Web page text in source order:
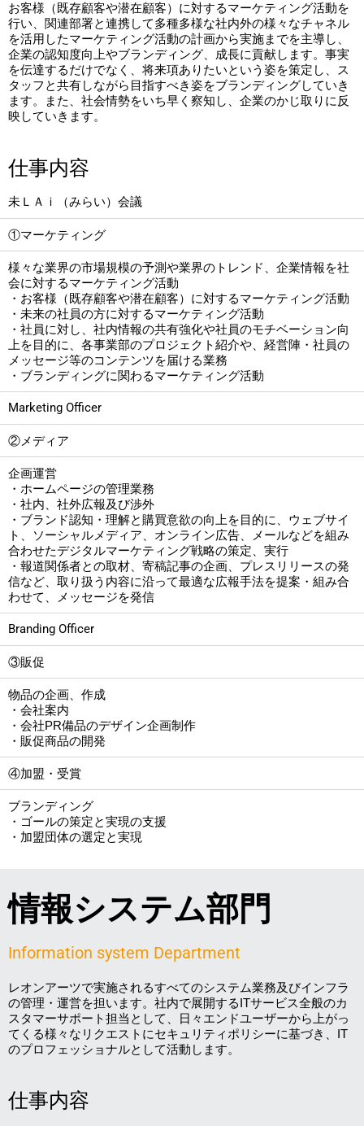
お客様（既存顧客や潜在顧客）に対するマーケティング活動を
行い、関連部署と連携して多種多様な社内外の様々なチャネル
を活用したマーケティング活動の計画から実施までを主導し、
企業の認知度向上やブランディング、成長に貢献します。事実
を伝達するだけでなく、将来項ありたいという姿を策定し、ス
タッフと共有しながら目指すべき姿をブランディングしていき
ます。また、社会情勢をいち早く察知し、企業のかじ取りに反
映していきます。
仕事内容
未ＬＡｉ（みらい）会議
①マーケティング
様々な業界の市場規模の予測や業界のトレンド、企業情報を社
会に対するマーケティング活動
・お客様（既存顧客や潜在顧客）に対するマーケティング活動
・未来の社員の方に対するマーケティング活動
・社員に対し、社内情報の共有強化や社員のモチベーション向
上を目的に、各事業部のプロジェクト紹介や、経営陣・社員の
メッセージ等のコンテンツを届ける業務
・ブランディングに関わるマーケティング活動
Marketing Officer
②メディア
企画運営
・ホームページの管理業務
・社内、社外広報及び渉外
・ブランド認知・理解と購買意欲の向上を目的に、ウェブサイ
ト、ソーシャルメディア、オンライン広告、メールなどを組み
合わせたデジタルマーケティング戦略の策定、実行
・報道関係者との取材、寄稿記事の企画、プレスリリースの発
信など、取り扱う内容に沿って最適な広報手法を提案・組み合
わせて、メッセージを発信
Branding Officer
③販促
物品の企画、作成
・会社案内
・会社PR備品のデザイン企画制作
・販促商品の開発
④加盟・受賞
ブランディング
・ゴールの策定と実現の支援
・加盟団体の選定と実現
情報システム部門
Information system Department
レオンアーツで実施されるすべてのシステム業務及びインフラ
の管理・運営を担います。社内で展開するITサービス全般のカ
スタマーサポート担当として、日々エンドユーザーから上がっ
てくる様々なリクエストにセキュリティポリシーに基づき、IT
のプロフェッショナルとして活動します。
仕事内容